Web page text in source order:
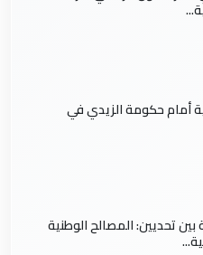
أمام حكومة الزيدي في
بين تحديين: المصالح الوطنية